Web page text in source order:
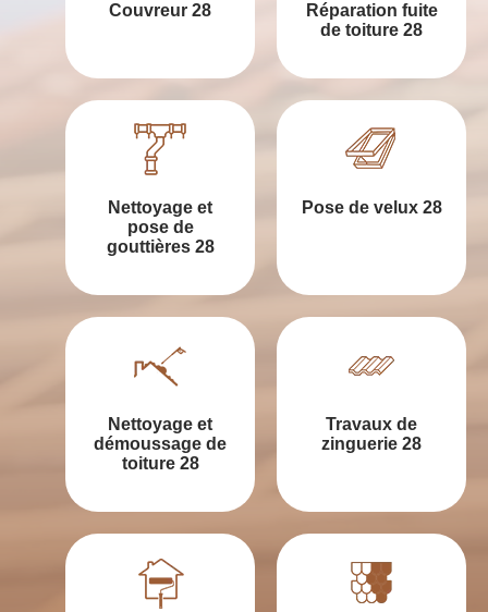
Couvreur 28
Réparation fuite
de toiture 28
Nettoyage et
pose de
gouttières 28
Pose de velux 28
Nettoyage et
démoussage de
toiture 28
Travaux de
zinguerie 28